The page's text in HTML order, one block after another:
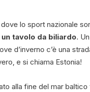
lo sport nazionale
tavolo da biliardo.
d’inverno c’è una
e si chiama Estonia!
alla fine del mar baltico